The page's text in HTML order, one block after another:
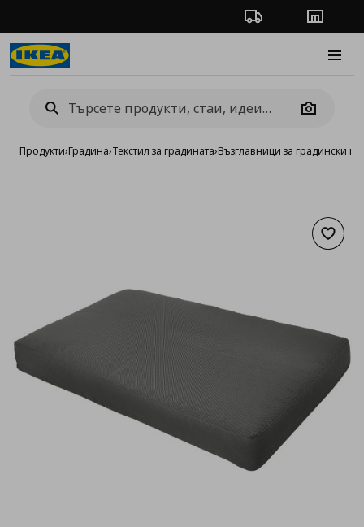
Проследяване на
Camera
Продукти›Градина›Текстил за градината›Възглавници за градински